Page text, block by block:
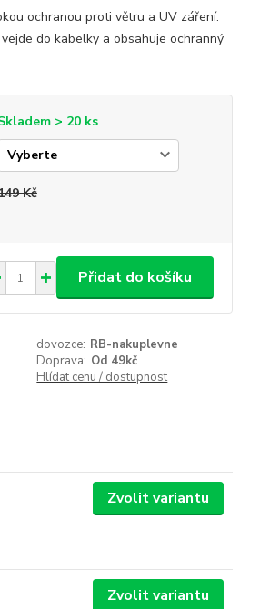
ochranou proti větru a UV záření.
do kabelky a obsahuje ochranný
> 20 ks
Kč
Přidat do košíku
dovozce: RB-nakuplevne
Doprava: Od 49kč
Hlídat cenu / dostupnost
Zvolit variantu
Zvolit variantu